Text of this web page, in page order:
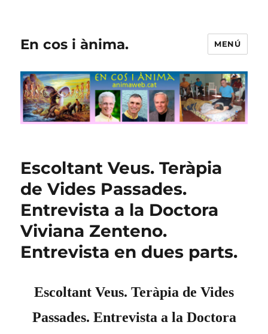
En cos i ànima. MENÚ
Escoltant Veus. Teràpia
de Vides Passades.
Entrevista a la Doctora
Viviana Zenteno.
Entrevista en dues parts.
Escoltant Veus. Teràpia de Vides
Passades. Entrevista a la Doctora